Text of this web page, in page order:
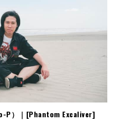
P）｜[Phantom Excaliver]